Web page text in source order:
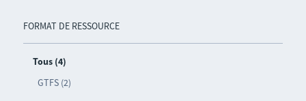
FORMAT DE RESSOURCE
Tous (4)
GTFS (2)